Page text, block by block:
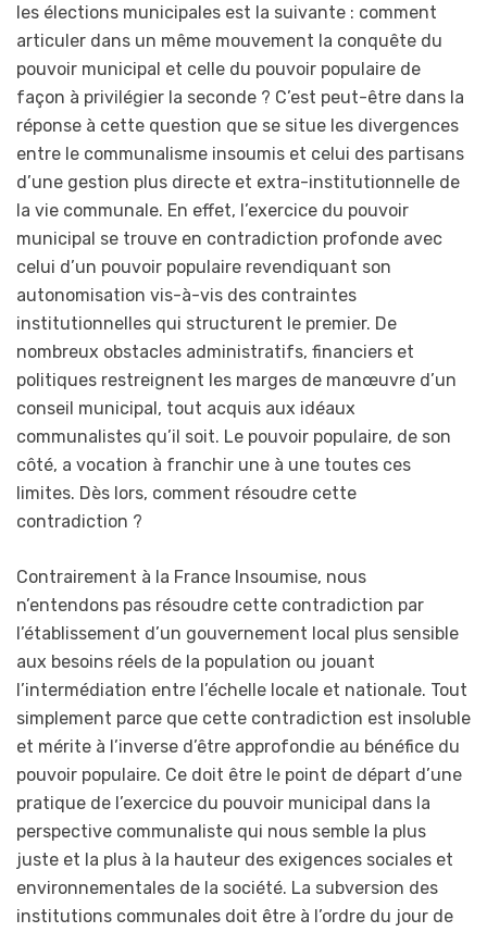
les élections municipales est la suivante : comment
articuler dans un même mouvement la conquête du
pouvoir municipal et celle du pouvoir populaire de
façon à privilégier la seconde ? C’est peut-être dans la
réponse à cette question que se situe les divergences
entre le communalisme insoumis et celui des partisans
d’une gestion plus directe et extra-institutionnelle de
la vie communale. En effet, l’exercice du pouvoir
municipal se trouve en contradiction profonde avec
celui d’un pouvoir populaire revendiquant son
autonomisation vis-à-vis des contraintes
institutionnelles qui structurent le premier. De
nombreux obstacles administratifs, financiers et
politiques restreignent les marges de manœuvre d’un
conseil municipal, tout acquis aux idéaux
communalistes qu’il soit. Le pouvoir populaire, de son
côté, a vocation à franchir une à une toutes ces
limites. Dès lors, comment résoudre cette
contradiction ?
Contrairement à la France Insoumise, nous
n’entendons pas résoudre cette contradiction par
l’établissement d’un gouvernement local plus sensible
aux besoins réels de la population ou jouant
l’intermédiation entre l’échelle locale et nationale. Tout
simplement parce que cette contradiction est insoluble
et mérite à l’inverse d’être approfondie au bénéfice du
pouvoir populaire. Ce doit être le point de départ d’une
pratique de l’exercice du pouvoir municipal dans la
perspective communaliste qui nous semble la plus
juste et la plus à la hauteur des exigences sociales et
environnementales de la société. La subversion des
institutions communales doit être à l’ordre du jour de